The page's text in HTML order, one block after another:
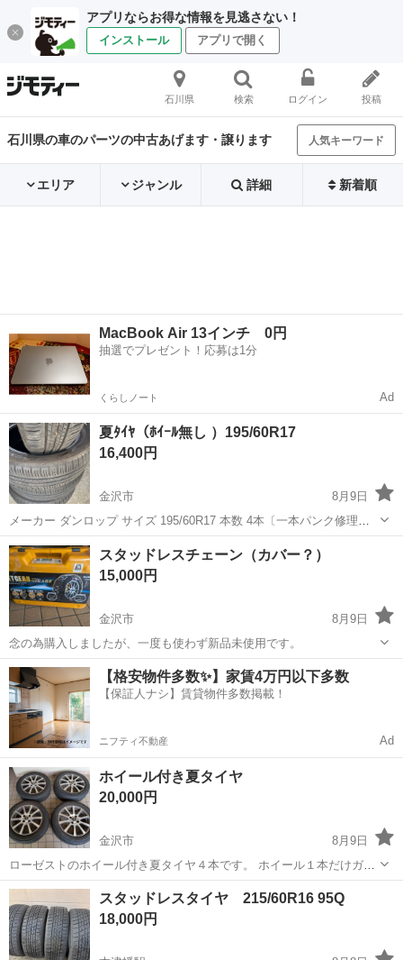
アプリならお得な情報を見逃さない！
インストール アプリで開く
石川県 検索 ログイン 投稿
石川県の車のパーツの中古あげます・譲ります 人気キーワード
エリア ジャンル 詳細 新着順
MacBook Air 13インチ 0円
抽選でプレゼント！応募は1分
くらしノート Ad
夏ﾀｲﾔ（ﾎｲｰﾙ無し ）195/60R17
16,400円
金沢市
8月9日
メーカー ダンロップ サイズ 195/60R17 本数 4本〔一本パンク修理済
み〕 製造年 2023 状態 室内保管でヒビ割れもなく、溝6mmとめっちゃ
良い状態です。 ご興味のある方ご連絡をお待ちしてます。お引渡し場
所は平...
石川 金沢市 タイヤ、ホイール
スタッドレスチェーン（カバー？）
15,000円
金沢市
8月9日
念の為購入しましたが、一度も使わず新品未使用です。
石川 金沢市 外装、車外用品
【格安物件多数✨】家賃4万円以下多数
【保証人ナシ】賃貸物件多数掲載！
ニフティ不動産 Ad
ホイール付き夏タイヤ
20,000円
金沢市
8月9日
ローゼストのホイール付き夏タイヤ４本です。 ホイール１本だけガリ
傷有りで直してあります。 今年履いてないので、夏タイヤ、もう１シ
ーズン行けると思います。
石川 金沢市 タイヤ、ホイール
スタッドレスタイヤ 215/60R16 95Q
18,000円